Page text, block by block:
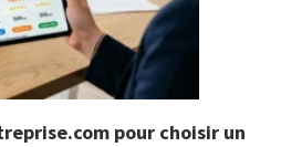
pour choisir un